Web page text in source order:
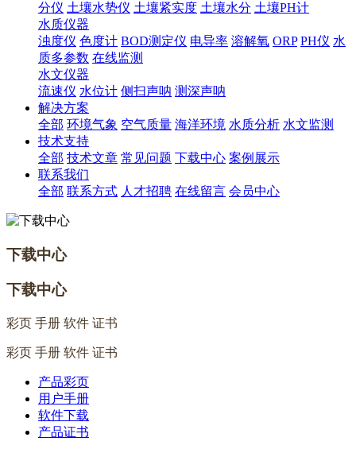
分仪 土壤水势仪 土壤紧实度 土壤水分 土壤PH计
水质仪器
浊度仪 色度计 BOD测定仪 电导率 溶解氧 ORP PH仪 水
质多参数 在线监测
水文仪器
流速仪 水位计 侧扫声呐 测深声呐
解决方案
全部 环境气象 空气质量 海洋环境 水质分析 水文监测
技术支持
全部 技术文章 常见问题 下载中心 案例展示
联系我们
全部 联系方式 人才招聘 在线留言 会员中心
下载中心
下载中心
彩页 手册 软件 证书
彩页 手册 软件 证书
产品彩页
用户手册
软件下载
产品证书